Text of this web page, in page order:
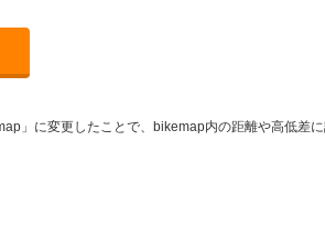
」に変更したことで、bikemap内の距離や高低差に